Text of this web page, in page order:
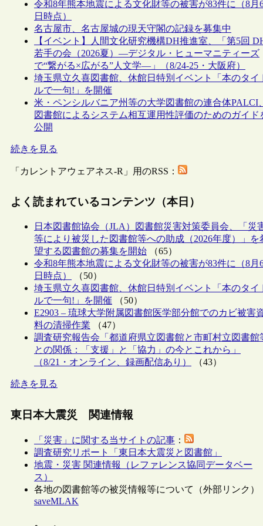
令和8年熊本地震による文化財等の被害が83件に（8月
日時点）
名古屋市、名古屋城の現天守閣の記録を募集中
【イベント】人間文化研究機構DH推進室、「第5回
若手の会（2026夏）―デジタル・ヒューマニティーズ
で“繋がる×広がる”人文学―」（8/24-25・大阪府）
埼玉県立久喜図書館、休館日特別イベント「本のタイ
ルで一句!」を開催
米・ペンシルバニア州等の大学図書館の連合体PALCI、
図書館によるシステム相互運用性評価のためのガイド
公開
続きを見る
「カレントアウェアネス-R」用のRSS：
よく読まれているコンテンツ（本日）
日本図書館協会（JLA）図書館災害対策委員会、「災
等により被災した図書館等への助成（2026年度）」を
望する図書館の募集を開始 （65）
令和8年熊本地震による文化財等の被害が83件に（8月
日時点）
（50）
埼玉県立久喜図書館、休館日特別イベント「本のタイ
ルで一句!」を開催 （50）
E2903 – 琉球大学附属図書館医学部分館でのカビ被害
料の清掃作業 （47）
調査研究報告会「都道府県立図書館と市町村立図書館
との関係：「支援」と「協力」の今とこれから」
（8/21・オンライン、録画配信あり）
（43）
続きを見る
東日本大震災 関連情報
「災害」に関する当サイトの記事 ：
調査研究リポート「東日本大震災と図書館」
地震・災害 関連情報（レファレンス協同データベー
ス）
各地の図書館等の被災情報等について（外部リンク）
saveMLAK